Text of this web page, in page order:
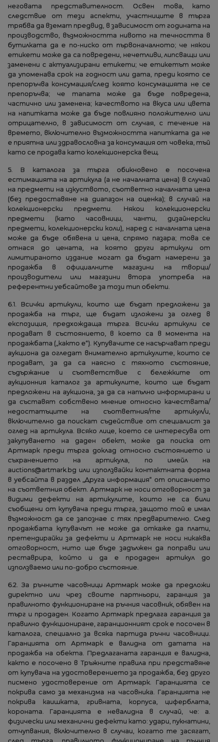
неговата представителност. Освен това, като
следствие от тези аспекти, участниците в търга
трябва да вземат предвид, в зависимост от годината на
производство, възможността нивото на течността в
бутилката да е по-ниско от първоначалното; че някои
етикети може да са повредени, нечетливи, липсващи или
заменени с актуализирани етикети; че етикетът може
да упоменава срок на годност или дата, преди която се
препоръчва консумация/след която консумацията не се
препоръчва; че тапата може да бъде повредена,
частично или заменена; качеството на вкуса или цвета
на напитката може да бъде повлияно положително или
отрицателно, в зависимост от случая, с течение на
времето, включително възможността напитката да не
е приятна или здравословна за консумация от човека, тъй
като се продава като колекционерска вещ.
5. В каталога за търга обикновено е посочена
естимацията на артикула (а не началната цена) в случай
на предмети на изкуството, съответно началната цена
(без предоставяне на диапазон на оценка); в случай на
колекционерски предмети. Някои колекционерски
предмети (като часовници, чанти, дизайнерски
предмети, колекционерски коли), наред с началната цена
може да бъде обявена и цена, спрямо пазара; това се
отнася до цената, на която други артикули от
лимитираното издание могат да бъдат намерени за
продажба в официалните магазини на творци/
производители или магазини втора употреба на
референтни уебсайтове за този тип обекти.
6.1. Всички артикули, които ще бъдат предложени за
продажба на търг, ще бъдат изложени за оглед в
експозиция, предхождаща търга. Всички артикули се
продават в състоянието, в което са в момента на
продажбата („както е“). Купувачите се насърчават преди
аукциона да огледат внимателно артикулите, които се
продават, за да са наясно с тяхното състояние,
съдържание и съответствие с бележките от
аукционния каталог за артикулите, които ще бъдат
предложени на аукциона, за да са напълно информирани и
да съставят собствено мнение относно качествата/
недостатъците на съответния/те артикул/и,
включително да поискат съдействие от специалист за
оглед на артикула. Всяко лице, което се интересува от
закупуването на даден обект, може да поиска от
Артмарк преди търга доклад относно състоянието и
съхранението на артикула, по имейл на
auctions@artmark.bg или използвайки контактната форма
в уебсайта в раздел „Друга информация“ от описанието
на съответния обект. Артмарк не носи отговорност за
видими дефекти на артикулите, които не са били
съобщени от купувача преди търга, защото той е имал
възможност да се запознаe с тях предварително. След
продажбата купувачът не може да откаже да плати,
претендирайки за дефекти и Артмарк не носи никаква
отговорност, нито ще бъде задължен да поправи или
реставрира, който и да е продаден артикул до
използваемо или по-добро състояние.
6.2. За ръчните часовници Артмарк може да предложи
директно или чрез своите партньори, гаранция за
правилното функциониране на ръчния часовник, обявен на
търг и продаден. Когато Артмарк предлага гаранция за
правилно функциониране, гаранционният срок е посочен в
каталога, специално за всяка партида ръчни часовници.
Гаранцията от Артмарк е валидна от датата на
продажба на обекта. Предлаганата гаранция е валидна,
както е посочено в Тръжните правила при представяне
от купувача на удостоверението за продажба, без друго
писмено удостоверение от Артмарк. Гаранцията се
покрива само за механизма на часовника. Гаранцията не
покрива каишката, гривната, корпуса, циферблата,
короната. Гаранцията е невалидна в случай, че: а.
физически или механични дефекти като: удари, пукнатини,
отчупвания, включително в случаи, когато те засягат,